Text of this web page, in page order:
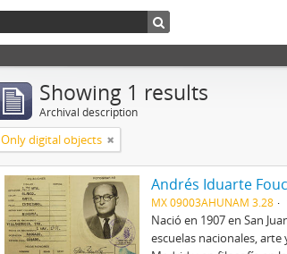
Showing 1 results
Archival description
Only digital objects
Andrés Iduarte
MX 09003AHUNAM 3.28
Nació en 1907 en San
escuelas nacionales,